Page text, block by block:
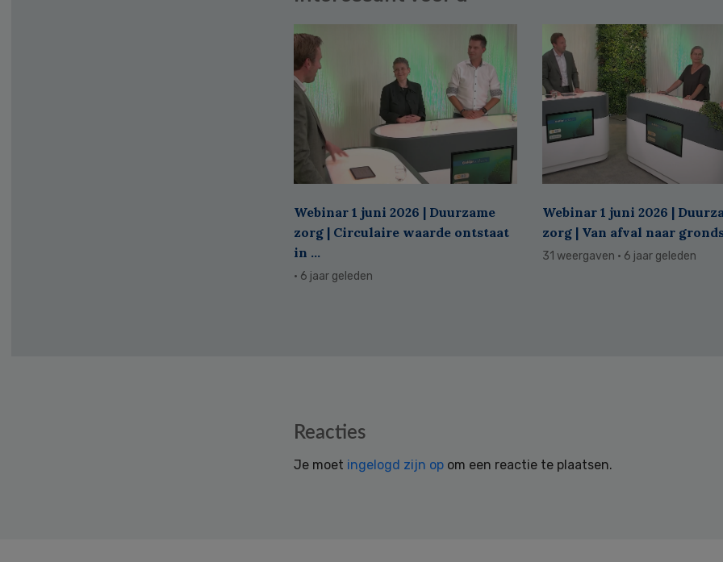
Webinar 1 juni 2026 | Duurzame
zorg | Circulaire waarde ontstaat
in ...
· 6 jaar geleden
Webinar 1 juni 2026 |
zorg | Van afval naar
31 weergaven · 6 jaar geleden
Reacties
Je moet ingelogd zijn op om een reactie te plaatsen.